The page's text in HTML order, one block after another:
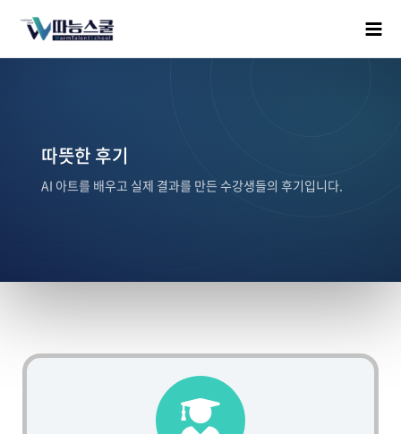
따뜻한 후기
AI 아트를 배우고 실제 결과를 만든 수강생들의 후기입니다.